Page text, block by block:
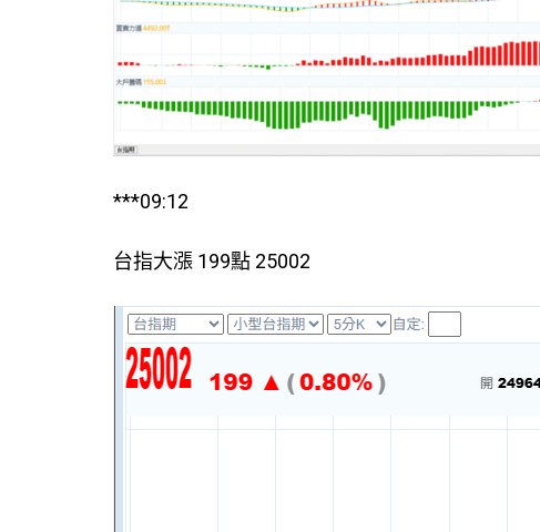
***09:12
台指大漲 199點 25002